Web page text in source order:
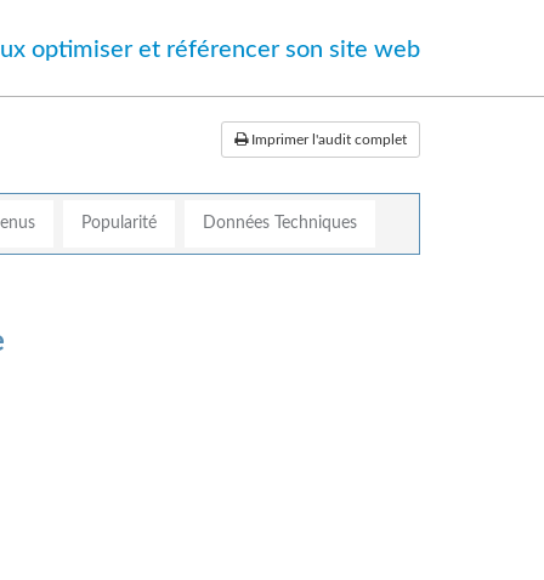
optimiser et référencer son site web
Imprimer l'audit complet
Popularité Données Techniques